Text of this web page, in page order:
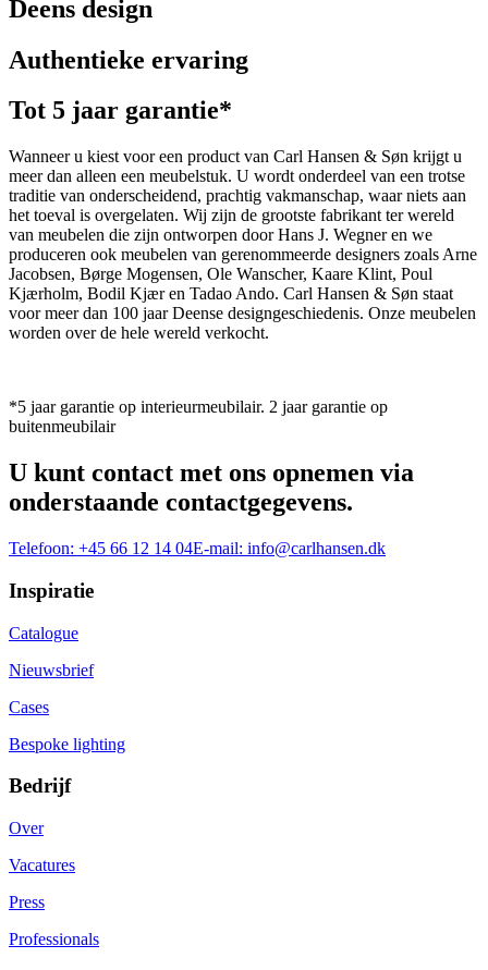
Deens design
Authentieke ervaring
Tot 5 jaar garantie*
Wanneer u kiest voor een product van Carl Hansen & Søn krijgt u
meer dan alleen een meubelstuk. U wordt onderdeel van een trotse
traditie van onderscheidend, prachtig vakmanschap, waar niets aan
het toeval is overgelaten. Wij zijn de grootste fabrikant ter wereld
van meubelen die zijn ontworpen door Hans J. Wegner en we
produceren ook meubelen van gerenommeerde designers zoals Arne
Jacobsen, Børge Mogensen, Ole Wanscher, Kaare Klint, Poul
Kjærholm, Bodil Kjær en Tadao Ando. Carl Hansen & Søn staat
voor meer dan 100 jaar Deense designgeschiedenis. Onze meubelen
worden over de hele wereld verkocht.
*5 jaar garantie op interieurmeubilair. 2 jaar garantie op
buitenmeubilair
U kunt contact met ons opnemen via
onderstaande contactgegevens.
Telefoon: +45 66 12 14 04E-mail: info@carlhansen.dk
Inspiratie
Catalogue
Nieuwsbrief
Cases
Bespoke lighting
Bedrijf
Over
Vacatures
Press
Professionals